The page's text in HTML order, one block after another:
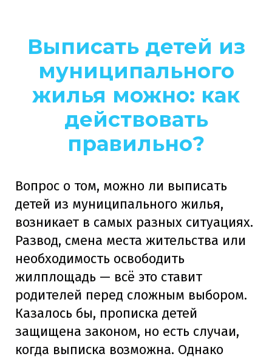
Выписать детей из
муниципального
жилья можно: как
действовать
правильно?
Вопрос о том, можно ли выписать
детей из муниципального жилья,
возникает в самых разных ситуациях.
Развод, смена места жительства или
необходимость освободить
жилплощадь — всё это ставит
родителей перед сложным выбором.
Казалось бы, прописка детей
защищена законом, но есть случаи,
когда выписка возможна. Однако